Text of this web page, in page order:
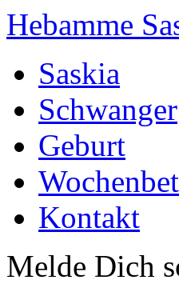
Hebamme
Saskia
Schwanger
Geburt
Kontakt
Melde Dich